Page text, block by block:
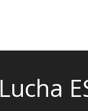
Lucha